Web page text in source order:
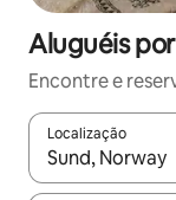
Aluguéis
Encontre e
Localização
Quando os